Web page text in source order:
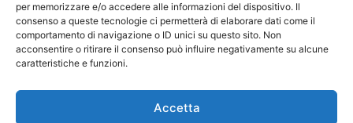
per memorizzare e/o accedere alle informazioni del dispositivo. Il
consenso a queste tecnologie ci permetterà di elaborare dati come il
comportamento di navigazione o ID unici su questo sito. Non
acconsentire o ritirare il consenso può influire negativamente su alcune
caratteristiche e funzioni.
Accetta
Federazione Nazionale Degli Ordini dei Biologi:
codice fiscale 80069130583
Responsabile sito internet www.fnob.it: Vincenzo